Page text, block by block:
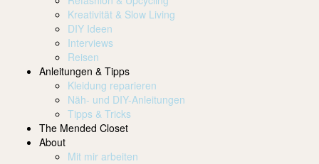
Kreativität & Slow Living
DIY Ideen
Interviews
Reisen
Anleitungen & Tipps
Kleidung reparieren
Näh- und DIY-Anleitungen
Tipps & Tricks
The Mended Closet
About
Mit mir arbeiten